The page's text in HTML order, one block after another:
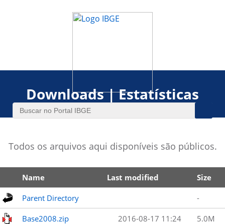
Downloads | Estatísticas
Todos os arquivos aqui disponíveis são públicos.
Name Last modified Size
Parent Directory -
Base2008.zip 2016-08-17 11:24 5.0M